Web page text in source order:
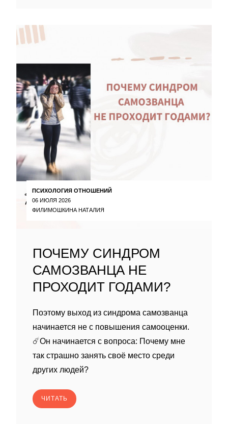
ПСИХОЛОГИЯ ОТНОШЕНИЙ
06 ИЮЛЯ 2026
ФИЛИМОШКИНА НАТАЛИЯ
ПОЧЕМУ СИНДРОМ
САМОЗВАНЦА НЕ
ПРОХОДИТ ГОДАМИ?
Поэтому выход из синдрома самозванца
начинается не с повышения самооценки.
☄️Он начинается с вопроса: Почему мне
так страшно занять своё место среди
других людей?
ЧИТАТЬ